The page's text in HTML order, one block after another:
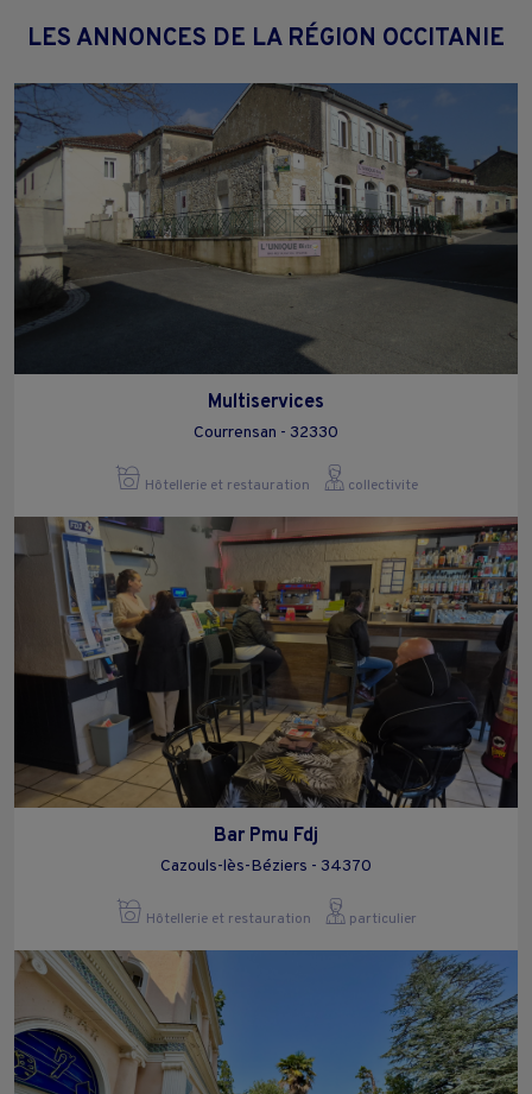
LES ANNONCES DE LA RÉGION OCCITANIE
Multiservices
Courrensan - 32330
Hôtellerie et restauration collectivite
Bar Pmu Fdj
Cazouls-lès-Béziers - 34370
Hôtellerie et restauration particulier